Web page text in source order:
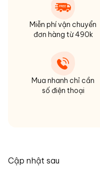
Miễn phí vận chuyển
đơn hàng từ 490k
Mua nhanh chỉ cần
số điện thoại
Cập nhật sau